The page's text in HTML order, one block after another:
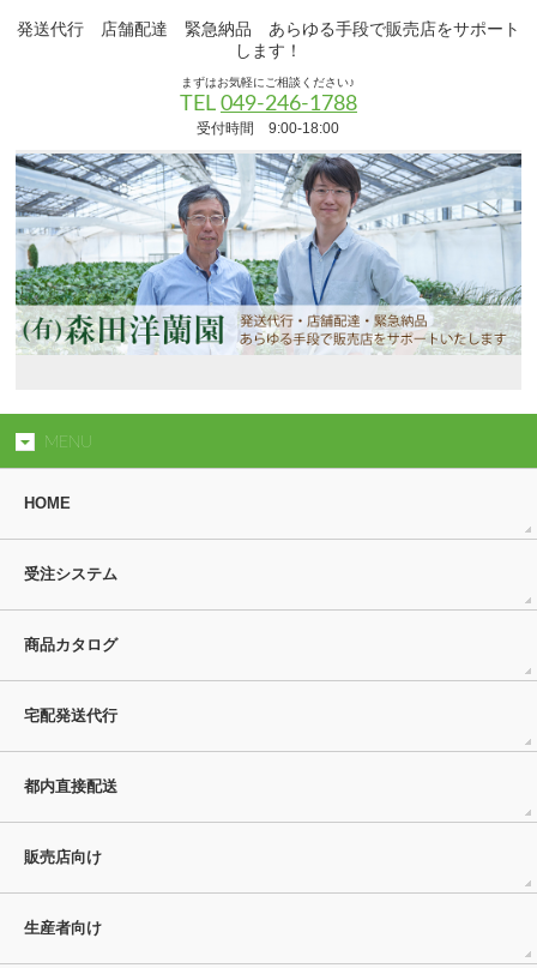
発送代行 店舗配達 緊急納品 あらゆる手段で販売店をサポート
します！
まずはお気軽にご相談ください♪
TEL 049-246-1788
受付時間 9:00-18:00
MENU
HOME
受注システム
商品カタログ
宅配発送代行
都内直接配送
販売店向け
生産者向け